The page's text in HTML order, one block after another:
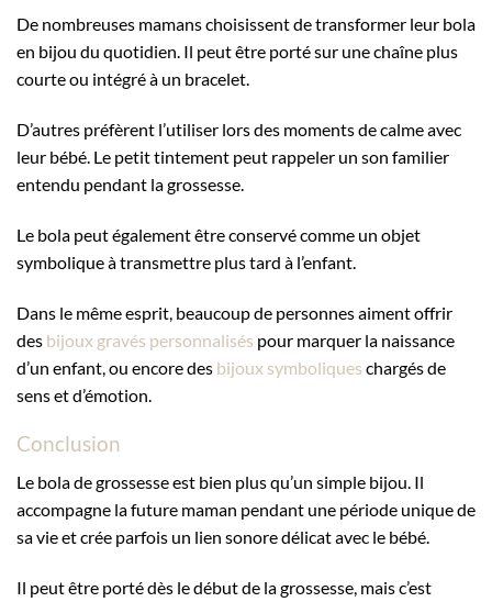
De nombreuses mamans choisissent de transformer leur bola
en bijou du quotidien. Il peut être porté sur une chaîne plus
courte ou intégré à un bracelet.
D’autres préfèrent l’utiliser lors des moments de calme avec
leur bébé. Le petit tintement peut rappeler un son familier
entendu pendant la grossesse.
Le bola peut également être conservé comme un objet
symbolique à transmettre plus tard à l’enfant.
Dans le même esprit, beaucoup de personnes aiment offrir
des bijoux gravés personnalisés pour marquer la naissance
d’un enfant, ou encore des bijoux symboliques chargés de
sens et d’émotion.
Conclusion
Le bola de grossesse est bien plus qu’un simple bijou. Il
accompagne la future maman pendant une période unique de
sa vie et crée parfois un lien sonore délicat avec le bébé.
Il peut être porté dès le début de la grossesse, mais c’est